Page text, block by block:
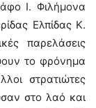
Ι. Φιλήμονα
Ελπίδας Κ.
παρελάσεις
το φρόνημα
στρατιώτες
στο λαό και